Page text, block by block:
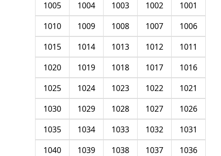
1001
1002
1003
1004
1005
1006
1007
1008
1009
1010
1011
1012
1013
1014
1015
1016
1017
1018
1019
1020
1021
1022
1023
1024
1025
1026
1027
1028
1029
1030
1031
1032
1033
1034
1035
1036
1037
1038
1039
1040